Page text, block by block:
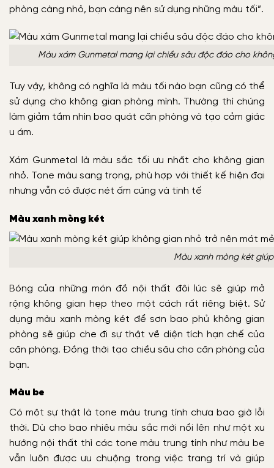
phòng càng nhỏ, bạn càng nên sử dụng những màu tối”.
Màu xám Gunmetal mang lại chiều sâu độc đáo cho
Tuy vậy, không có nghĩa là màu tối nào bạn cũng có thể
sử dụng cho không gian phòng mình. Thường thì chúng
làm giảm tầm nhìn bao quát căn phòng và tạo cảm giác
u ám.
Xám Gunmetal là màu sắc tối ưu nhất cho không gian
nhỏ. Tone màu sang trọng, phù hợp với thiết kế hiện đại
nhưng vẫn có được nét ấm cúng và tinh tế
Màu xanh mòng két
Màu xanh mòng két
Bóng của những món đồ nội thất đôi lúc sẽ giúp mở
rộng không gian hẹp theo một cách rất riêng biệt. Sử
dụng màu xanh mòng két để sơn bao phủ không gian
phòng sẽ giúp che đi sự thật về diện tích hạn chế của
căn phòng. Đồng thời tạo chiều sâu cho căn phòng của
bạn.
Màu be
Có một sự thật là tone màu trung tính chưa bao giờ lỗi
thời. Dù cho bao nhiêu màu sắc mới nổi lên như một xu
hướng nội thất thì các tone màu trung tính như màu be
vẫn luôn được ưu chuộng trong việc trang trí và giúp